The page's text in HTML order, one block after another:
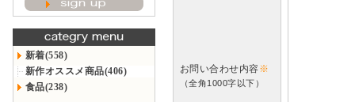
新着(558)
新作オススメ商品(406)
食品(238)
お問い合わせ内容※
（全角1000字以下）